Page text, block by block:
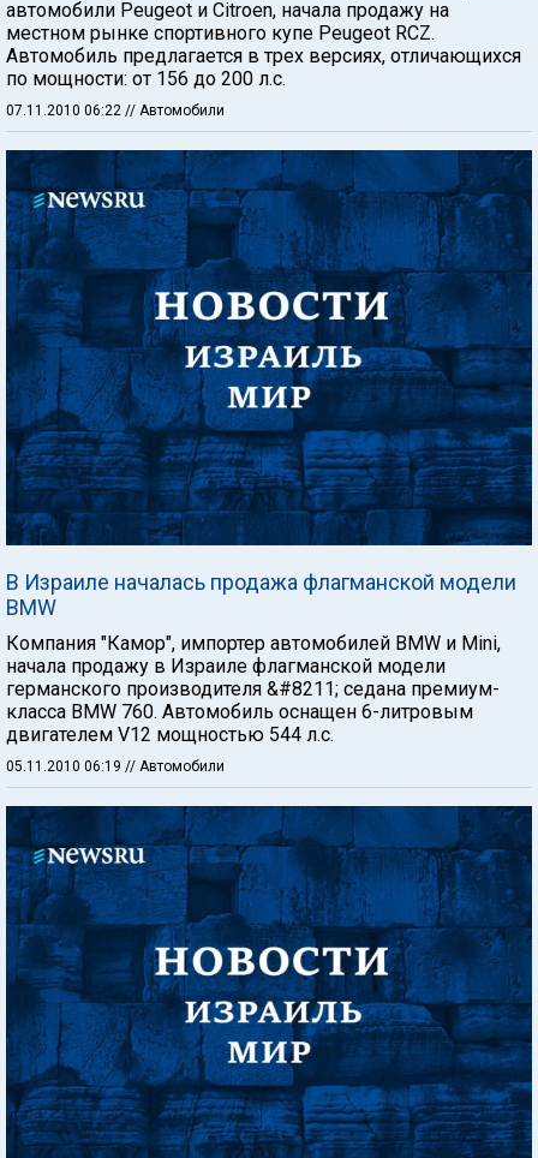
автомобили Peugeot и Citroen, начала продажу на
местном рынке спортивного купе Peugeot RCZ.
Автомобиль предлагается в трех версиях, отличающихся
по мощности: от 156 до 200 л.с.
07.11.2010 06:22 // Автомобили
В Израиле началась продажа флагманской модели
BMW
Компания "Камор", импортер автомобилей BMW и Mini,
начала продажу в Израиле флагманской модели
германского производителя &#8211; седана премиум-
класса BMW 760. Автомобиль оснащен 6-литровым
двигателем V12 мощностью 544 л.с.
05.11.2010 06:19 // Автомобили